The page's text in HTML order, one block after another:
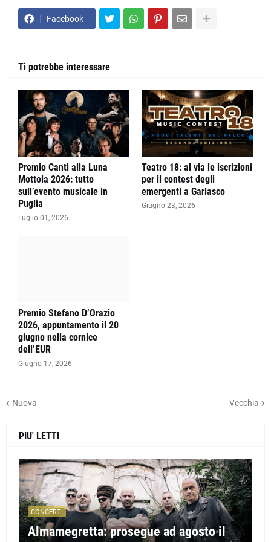
Facebook
Ti potrebbe interessare
Premio Canti alla Luna
Mottola 2026: tutto
sull’evento musicale in
Puglia
Luglio 01, 2026
Teatro 18: al via le iscrizioni
per il contest degli
emergenti a Garlasco
Giugno 23, 2026
Premio Stefano D’Orazio
2026, appuntamento il 20
giugno nella cornice
dell’EUR
Giugno 17, 2026
Nuova Vecchia
PIU' LETTI
CONCERTI
Almamegretta: prosegue ad agosto il